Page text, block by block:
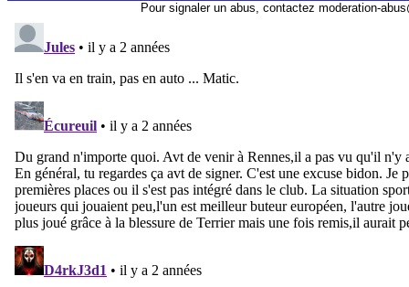
Pour signaler un abus, contactez moderation-